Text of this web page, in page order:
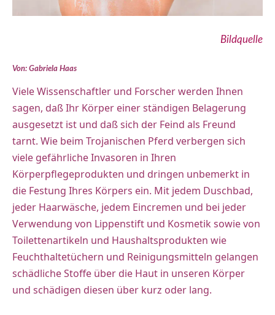
Bildquelle
Von: Gabriela Haas
Viele Wissenschaftler und Forscher werden Ihnen
sagen, daß Ihr Körper einer ständigen Belagerung
ausgesetzt ist und daß sich der Feind als Freund
tarnt. Wie beim Trojanischen Pferd verbergen sich
viele gefährliche Invasoren in Ihren
Körperpflegeprodukten und dringen unbemerkt in
die Festung Ihres Körpers ein. Mit jedem Duschbad,
jeder Haarwäsche, jedem Eincremen und bei jeder
Verwendung von Lippenstift und Kosmetik sowie von
Toilettenartikeln und Haushaltsprodukten wie
Feuchthaltetüchern und Reinigungsmitteln gelangen
schädliche Stoffe über die Haut in unseren Körper
und schädigen diesen über kurz oder lang.